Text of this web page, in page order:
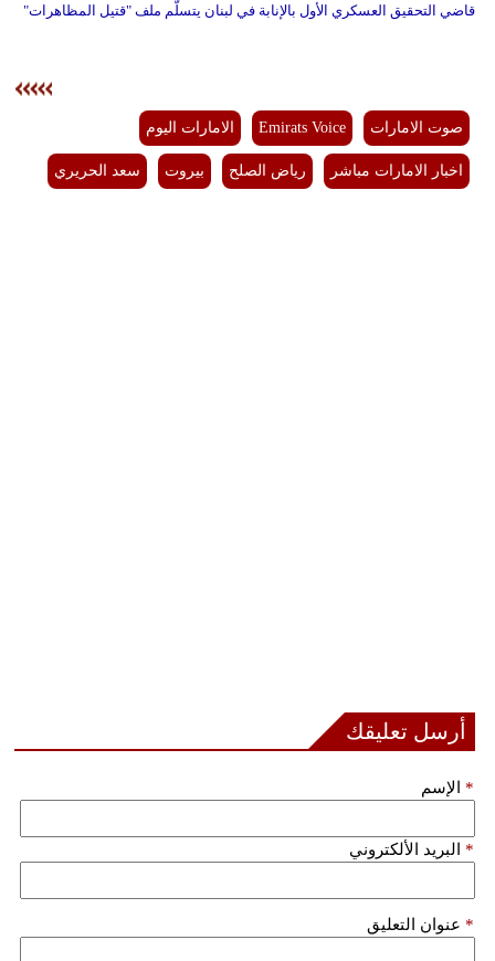
قاضي التحقيق العسكري الأول بالإنابة في لبنان يتسلّم ملف "قتيل المظاهرات"
صوت الامارات Emirats Voice الامارات اليوم
اخبار الامارات مباشر رياض الصلح بيروت سعد الحريري
أرسل تعليقك
الإسم *
البريد الألكتروني *
عنوان التعليق *